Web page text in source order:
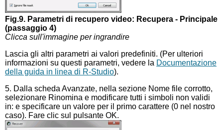
Fig.9. Parametri di recupero video: Recupera - Principale
(passaggio 4)
Clicca sull'immagine per ingrandire
Lascia gli altri parametri ai valori predefiniti. (Per ulteriori
informazioni su questi parametri, vedere la Documentazione
della guida in linea di R-Studio).
5. Dalla scheda Avanzate, nella sezione Nome file corrotto,
selezionare Rinomina e modificare tutti i simboli non validi
in: e specificare un valore per il primo carattere (0 nel nostro
caso). Fare clic sul pulsante OK.